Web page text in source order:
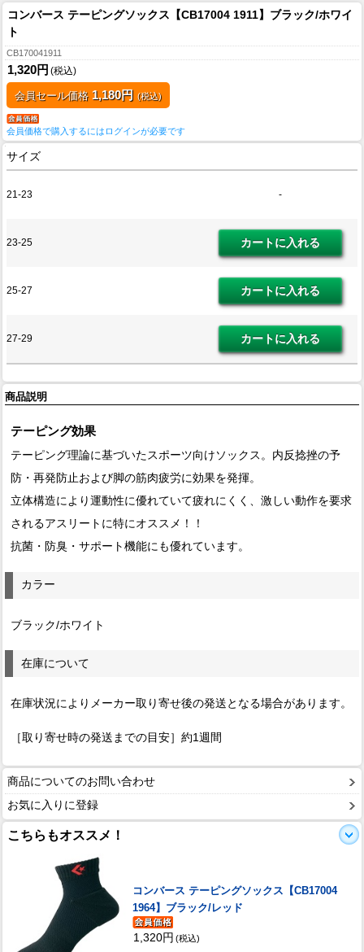
コンバース テーピングソックス【CB17004 1911】ブラック/ホワイ
ト
CB170041911
1,320円 (税込)
会員セール価格 1,180円 (税込)
会員価格で購入するにはログインが必要です
サイズ
21-23 -
23-25
25-27
27-29
商品説明
テーピング効果
テーピング理論に基づいたスポーツ向けソックス。内反捻挫の予
防・再発防止および脚の筋肉疲労に効果を発揮。
立体構造により運動性に優れていて疲れにくく、激しい動作を要求
されるアスリートに特にオススメ！！
抗菌・防臭・サポート機能にも優れています。
カラー
ブラック/ホワイト
在庫について
在庫状況によりメーカー取り寄せ後の発送となる場合があります。
［取り寄せ時の発送までの目安］約1週間
商品についてのお問い合わせ
お気に入りに登録
こちらもオススメ！
コンバース テーピングソックス【CB17004
1964】ブラック/レッド
1,320円 (税込)